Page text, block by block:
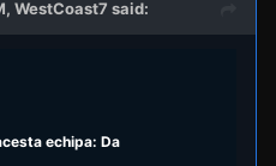
WestCoast7 said:
echipa: Da